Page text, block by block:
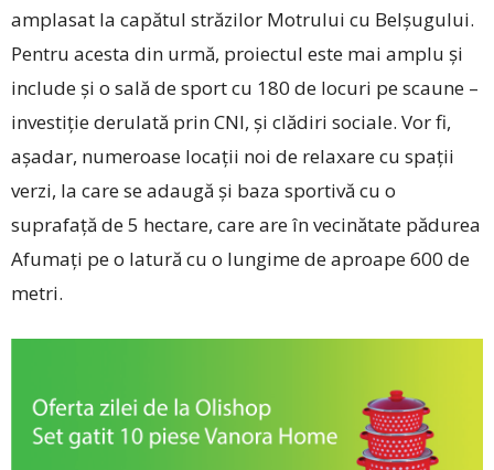
amplasat la capătul străzilor Motrului cu Belșugului.
Pentru acesta din urmă, proiectul este mai amplu și
include și o sală de sport cu 180 de locuri pe scaune –
investiție derulată prin CNI, și clădiri sociale. Vor fi,
așadar, numeroase locații noi de relaxare cu spații
verzi, la care se adaugă și baza sportivă cu o
suprafață de 5 hectare, care are în vecinătate pădurea
Afumați pe o latură cu o lungime de aproape 600 de
metri.